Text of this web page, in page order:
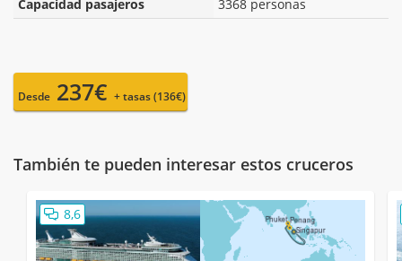
Capacidad pasajeros
3368 personas
Desde 237€ + tasas (136€)
También te pueden interesar estos cruceros
8,6